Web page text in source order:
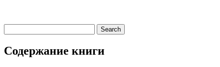
Содержание книги